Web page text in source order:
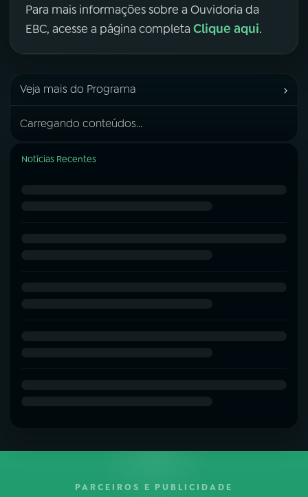
Para mais informações sobre a Ouvidoria da
EBC, acesse a página completa Clique aqui.
Veja mais do Programa ›
Carregando conteúdos...
Notícias Recentes
PARCEIROS E PUBLICIDADE